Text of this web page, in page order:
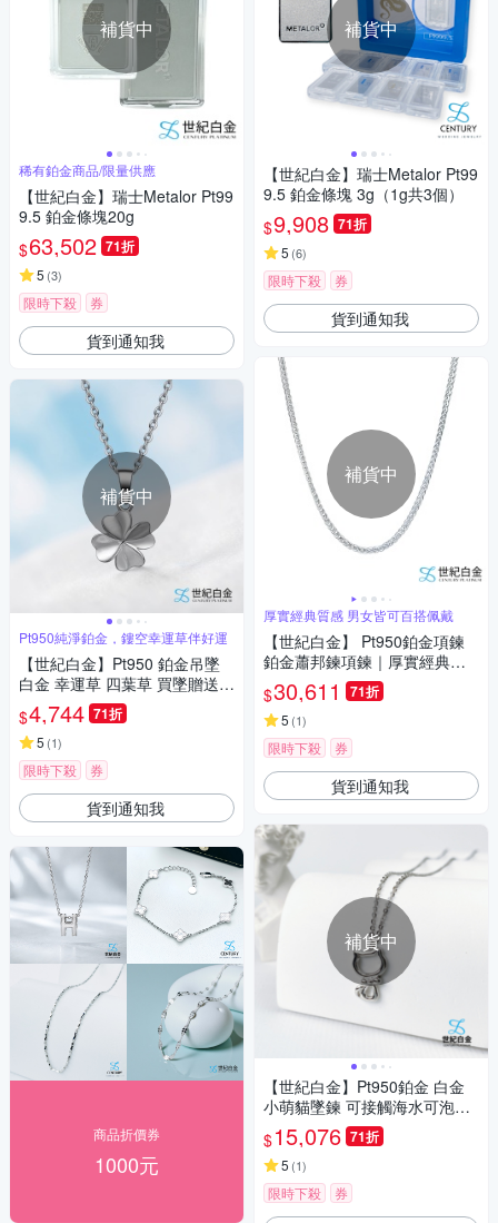
補貨中
稀有鉑金商品/限量供應
【世紀白金】瑞士Metalor Pt99
9.5 鉑金條塊20g
$63,502 71折
5 (3)
限時下殺 券
貨到通知我
補貨中
Pt950純淨鉑金，鏤空幸運草伴好運
【世紀白金】Pt950 鉑金吊墜
白金 幸運草 四葉草 買墜贈送鋼
鍊 鎖骨鍊 送禮推薦
$4,744 71折
5 (1)
限時下殺 券
貨到通知我
商品折價券
1000元
補貨中
【世紀白金】瑞士Metalor Pt99
9.5 鉑金條塊 3g（1g共3個）
$9,908 71折
5 (6)
限時下殺 券
貨到通知我
補貨中
厚實經典質感 男女皆可百搭佩戴
【世紀白金】 Pt950鉑金項鍊
鉑金蕭邦鍊項鍊｜厚實經典質
感
$30,611 71折
5 (1)
限時下殺 券
貨到通知我
補貨中
【世紀白金】Pt950鉑金 白金
小萌貓墜鍊 可接觸海水可泡溫
泉永不褪色
$15,076 71折
5 (1)
限時下殺 券